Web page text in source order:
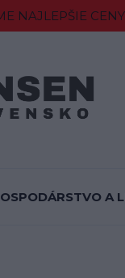
NAJLEPŠIE
A